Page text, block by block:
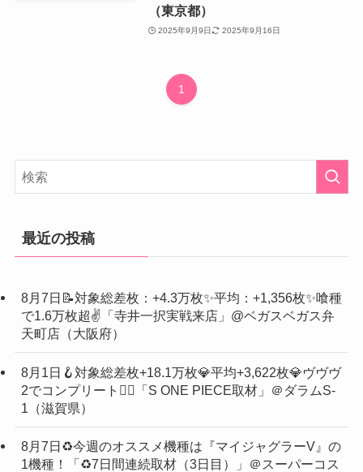
（東京都）
2025年9月9日 2025年9月16日
1
最近の投稿
8月7日📝対象総差枚：+4.3万枚✨平均：+1,356枚✨喰種
で1.6万枚超✌️「寺井一択実戦来店」@ベガスベガス弁
天町店（大阪府）
8月1日🪝対象総差枚+18.1万枚💎平均+3,622枚💎ヴヴヴ
2でコンプリート❤️‍🔥「S ONE PIECE取材」＠ダラムS-
1（滋賀県）
8月7日♻️今週のオススメ機種は『マイジャグラーV』の
1機種！「♻️7日間連続取材（3日目）」＠スーパーコス